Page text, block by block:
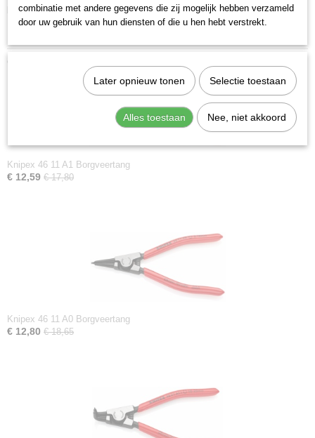
Downloads:
Ook interessant
Knipex 46 11 A1 Borgveertang
€ 12,59 € 17,80
Knipex 46 11 A0 Borgveertang
€ 12,80 € 18,65
combinatie met andere gegevens die zij mogelijk hebben verzameld
door uw gebruik van hun diensten of die u hen hebt verstrekt.
Later opnieuw tonen Selectie toestaan
Alles toestaan Nee, niet akkoord